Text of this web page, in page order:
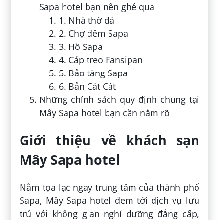
Sapa hotel bạn nên ghé qua
1. Nhà thờ đá
2. Chợ đêm Sapa
3. Hồ Sapa
4. Cáp treo Fansipan
5. Bảo tàng Sapa
6. Bản Cát Cát
Những chính sách quy định chung tại
Mây Sapa hotel bạn cần nắm rõ
Giới thiệu về khách sạn
Mây Sapa hotel
Nằm tọa lạc ngay trung tâm của thành phố
Sapa, Mây Sapa hotel đem tới dịch vụ lưu
trú với không gian nghỉ dưỡng đẳng cấp,